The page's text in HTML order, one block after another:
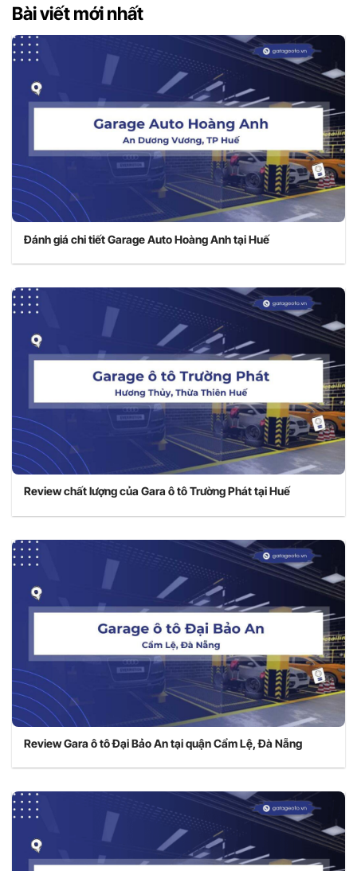
Bài viết mới nhất
Đánh giá chi tiết Garage Auto Hoàng Anh tại Huế
Review chất lượng của Gara ô tô Trường Phát tại Huế
Review Gara ô tô Đại Bảo An tại quận Cẩm Lệ, Đà Nẵng